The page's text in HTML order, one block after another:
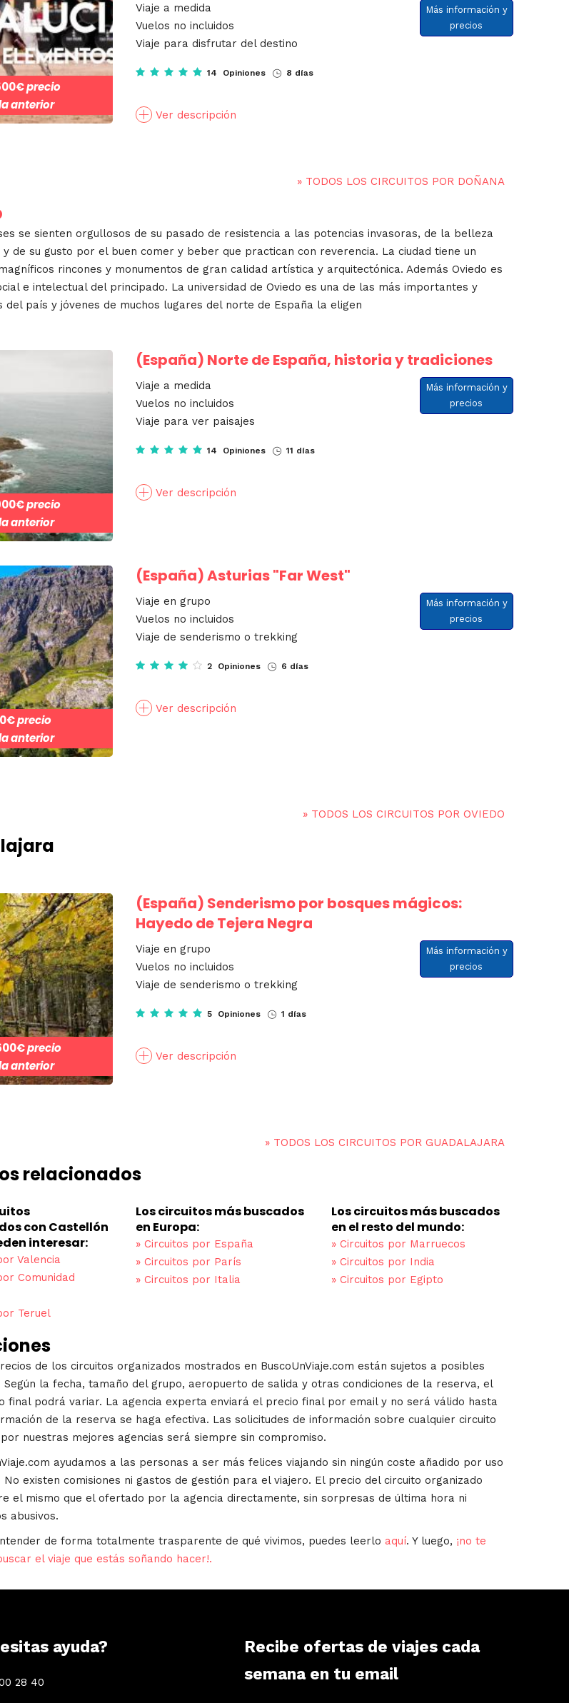
precio
anterior
Viaje a medida
Vuelos no incluidos
Viaje para disfrutar del destino
14 Opiniones 8 días
Ver descripción
Más información y
precios
» TODOS LOS CIRCUITOS POR DOÑANA
se sienten orgullosos de su pasado de resistencia a las potencias invasoras, de la belleza
de su gusto por el buen comer y beber que practican con reverencia. La ciudad tiene un
rincones y monumentos de gran calidad artística y arquitectónica. Además Oviedo es
e intelectual del principado. La universidad de Oviedo es una de las más importantes y
del país y jóvenes de muchos lugares del norte de España la eligen
precio
anterior
(España) Norte de España, historia y tradiciones
Viaje a medida
Vuelos no incluidos
Viaje para ver paisajes
14 Opiniones 11 días
Ver descripción
Más información y
precios
precio
anterior
(España)Asturias "Far West"
Viaje en grupo
Vuelos no incluidos
Viaje de senderismo o trekking
2 Opiniones 6 días
Ver descripción
Más información y
precios
» TODOS LOS CIRCUITOS POR OVIEDO
precio
anterior
(España) Senderismo por bosques mágicos:
Hayedo de Tejera Negra
Viaje en grupo
Vuelos no incluidos
Viaje de senderismo o trekking
5 Opiniones 1 días
Ver descripción
Más información y
precios
» TODOS LOS CIRCUITOS POR GUADALAJARA
relacionados
con Castellón
interesar:
Valencia
Comunidad
Teruel
Los circuitos más buscados
en Europa:
»Circuitos por España
»Circuitos por París
»Circuitos por Italia
Los circuitos más buscados
en el resto del mundo:
» Circuitos por Marruecos
» Circuitos por India
» Circuitos por Egipto
de los circuitos organizados mostrados en BuscoUnViaje.com están sujetos a posibles
Según la fecha, tamaño del grupo, aeropuerto de salida y otras condiciones de la reserva, el
final podrá variar. La agencia experta enviará el precio final por email y no será válido hasta
de la reserva se haga efectiva. Las solicitudes de información sobre cualquier circuito
nuestras mejores agencias será siempre sin compromiso.
ayudamos a las personas a ser más felices viajando sin ningún coste añadido por uso
No existen comisiones ni gastos de gestión para el viajero. El precio del circuito organizado
el mismo que el ofertado por la agencia directamente, sin sorpresas de última hora ni
abusivos.
de forma totalmente trasparente de qué vivimos, puedes leerlo aquí. Y luego, ¡no te
el viaje que estás soñando hacer!.
ayuda?
28 40
Recibe ofertas de viajes cada
semana en tu email